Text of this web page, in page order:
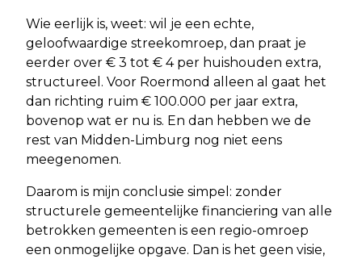
Wie eerlijk is, weet: wil je een echte,
geloofwaardige streekomroep, dan praat je
eerder over € 3 tot € 4 per huishouden extra,
structureel. Voor Roermond alleen al gaat het
dan richting ruim € 100.000 per jaar extra,
bovenop wat er nu is. En dan hebben we de
rest van Midden-Limburg nog niet eens
meegenomen.
Daarom is mijn conclusie simpel: zonder
structurele gemeentelijke financiering van alle
betrokken gemeenten is een regio-omroep
een onmogelijke opgave. Dan is het geen visie,